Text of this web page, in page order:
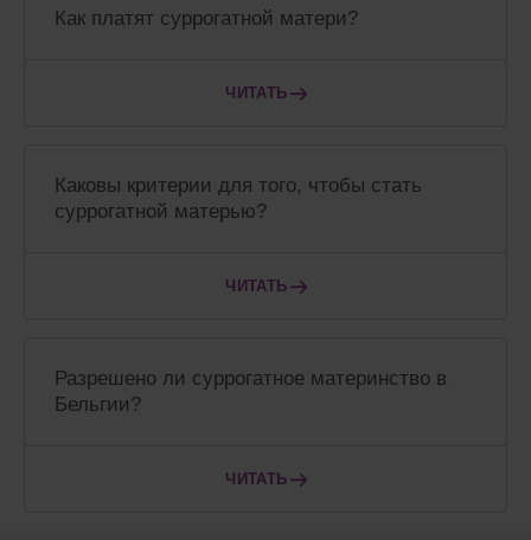
Как платят суррогатной матери?
ЧИТАТЬ
Каковы критерии для того, чтобы стать
суррогатной матерью?
ЧИТАТЬ
Разрешено ли суррогатное материнство в
Бельгии?
ЧИТАТЬ